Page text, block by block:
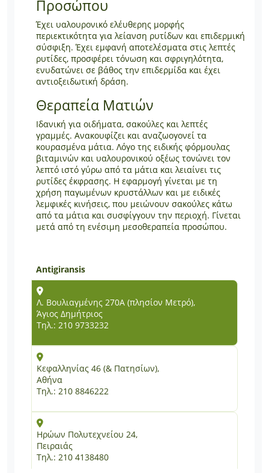
Προσώπου
Έχει υαλουρονικό ελέυθερης μορφής
περιεκτικότητα για λείανση ρυτίδων και επιδερμική
σύσφιξη. Έχει εμφανή αποτελέσματα στις λεπτές
ρυτίδες, προσφέρει τόνωση και σφριγηλότητα,
ενυδατώνει σε βάθος την επιδερμίδα και έχει
αντιοξειδωτική δράση.
Θεραπεία Ματιών
Ιδανική για οιδήματα, σακούλες και λεπτές
γραμμές. Ανακουφίζει και αναζωογονεί τα
κουρασμένα μάτια. Λόγο της ειδικής φόρμουλας
βιταμινών και υαλουρονικού οξέως τονώνει τον
λεπτό ιστό γύρω από τα μάτια και λειαίνει τις
ρυτίδες έκφρασης. Η εφαρμογή γίνεται με τη
χρήση παγωμένων κρυστάλλων και με ειδικές
λεμφικές κινήσεις, που μειώνουν σακούλες κάτω
από τα μάτια και συσφίγγουν την περιοχή. Γίνεται
μετά από τη ενέσιμη μεσοθεραπεία προσώπου.
Antigiransis
Λ. Βουλιαγμένης 270Α (πλησίον Μετρό),
Άγιος Δημήτριος
Τηλ.: 210 9733232
Κεφαλληνίας 46 (& Πατησίων),
Αθήνα
Τηλ.: 210 8846222
Ηρώων Πολυτεχνείου 24,
Πειραιάς
Τηλ.: 210 4138480